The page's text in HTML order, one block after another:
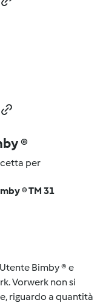
®
per
® TM 31
Bimby ® e
Vorwerk non si
riguardo a quantità